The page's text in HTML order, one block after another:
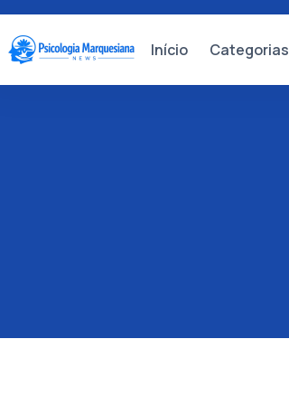
Início Categorias